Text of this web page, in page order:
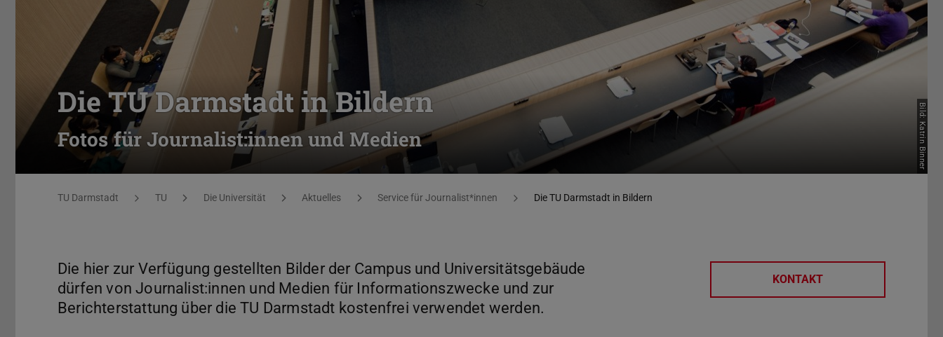
Die TU Darmstadt in Bildern
Fotos für Journalist:innen und Medien Bild: Katrin Binner
Sie befinden sich hier:
TU Darmstadt TU Die Universität Aktuelles Service für Journalist*innen Die TU Darmstadt in Bildern
Die hier zur Verfügung gestellten Bilder der Campus und Universitätsgebäude
dürfen von Journalist:innen und Medien für Informationszwecke und zur
Berichterstattung über die TU Darmstadt kostenfrei verwendet werden.
KONTAKT